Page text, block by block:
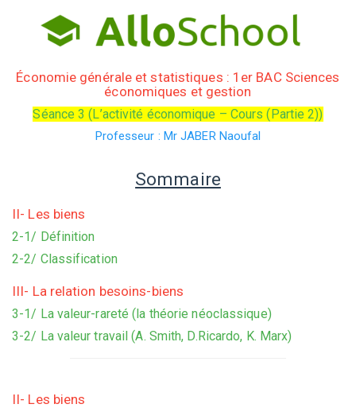
Économie générale et statistiques : 1er BAC Sciences
économiques et gestion
Séance 3 (L’activité économique – Cours (Partie 2))
Professeur : Mr JABER Naoufal
Sommaire
II- Les biens
2-1/ Définition
2-2/ Classification
III- La relation besoins-biens
3-1/ La valeur-rareté (la théorie néoclassique)
3-2/ La valeur travail (A. Smith, D.Ricardo, K. Marx)
II- Les biens